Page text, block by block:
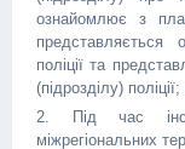
ознайомлює з
представляється
поліції та
(підрозділу)
2. Під час
міжрегіональних